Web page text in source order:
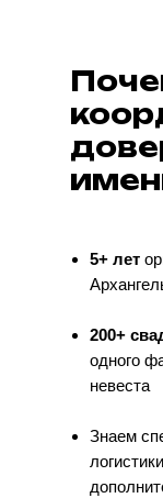
5+ лет
200+
одного
невеста
Знаем